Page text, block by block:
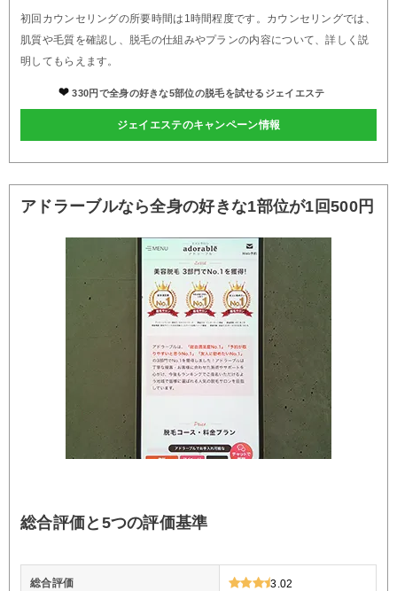
初回カウンセリングの所要時間は1時間程度です。カウンセリングでは、
肌質や毛質を確認し、脱毛の仕組みやプランの内容について、詳しく説
明してもらえます。
330円で全身の好きな5部位の脱毛を試せるジェイエステ
ジェイエステのキャンペーン情報
アドラーブルなら全身の好きな1部位が1回500円
総合評価と5つの評価基準
総合評価 3.02